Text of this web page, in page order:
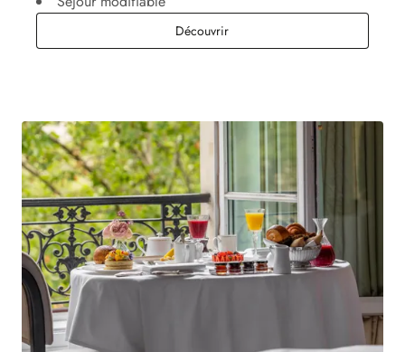
DécouvrirOffre de rentrée